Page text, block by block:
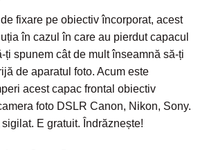
fixare pe obiectiv încorporat, acest
în cazul în care au pierdut capacul
ți spunem cât de mult înseamnă să-ți
de aparatul foto. Acum este
acest capac frontal obiectiv
foto DSLR Canon, Nikon, Sony.
E gratuit. Îndrăznește!